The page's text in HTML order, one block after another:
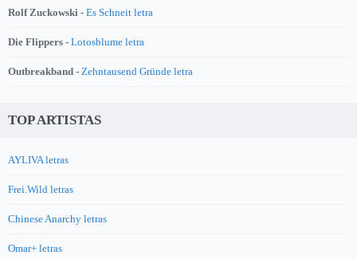
Rolf Zuckowski - Es Schneit letra
Die Flippers - Lotosblume letra
Outbreakband - Zehntausend Gründe letra
TOP ARTISTAS
AYLIVA letras
Frei.Wild letras
Chinese Anarchy letras
Omar+ letras